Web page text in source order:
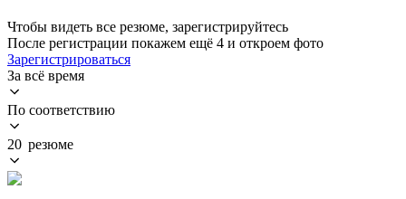
Чтобы видеть все резюме, зарегистрируйтесь
После регистрации покажем ещё 4 и откроем фото
Зарегистрироваться
За всё время
По соответствию
20 резюме